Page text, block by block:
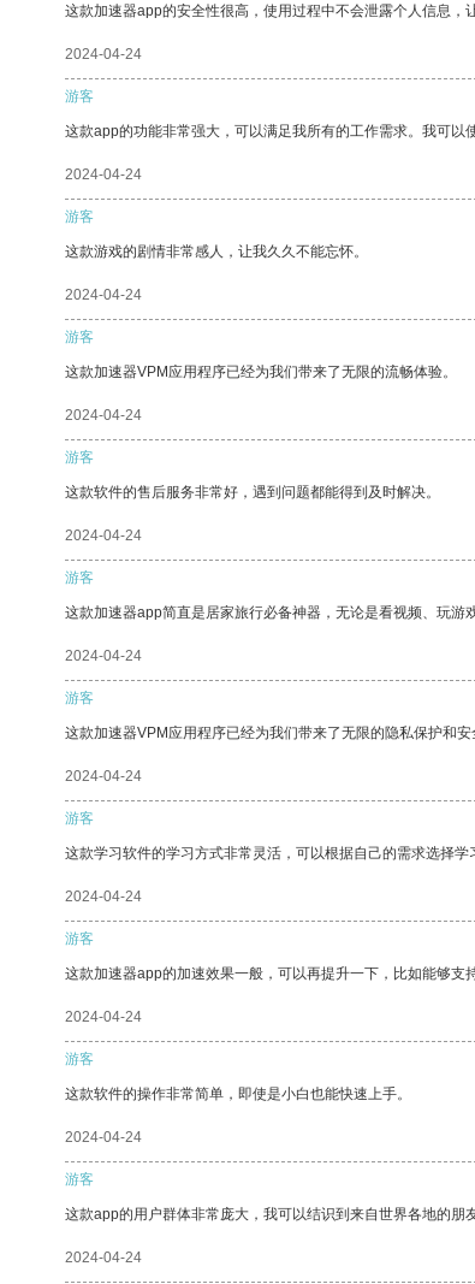
这款加速器app的安全性很高，使用过程中不会泄露个人信息，
2024-04-24
游客
这款app的功能非常强大，可以满足我所有的工作需求。我可以
2024-04-24
游客
这款游戏的剧情非常感人，让我久久不能忘怀。
2024-04-24
游客
这款加速器VPM应用程序已经为我们带来了无限的流畅体验。
2024-04-24
游客
这款软件的售后服务非常好，遇到问题都能得到及时解决。
2024-04-24
游客
这款加速器app简直是居家旅行必备神器，无论是看视频、玩游
2024-04-24
游客
这款加速器VPM应用程序已经为我们带来了无限的隐私保护和安
2024-04-24
游客
这款学习软件的学习方式非常灵活，可以根据自己的需求选择学
2024-04-24
游客
这款加速器app的加速效果一般，可以再提升一下，比如能够支
2024-04-24
游客
这款软件的操作非常简单，即使是小白也能快速上手。
2024-04-24
游客
这款app的用户群体非常庞大，我可以结识到来自世界各地的朋友
2024-04-24